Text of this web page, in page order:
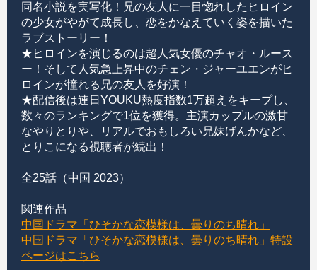
同名小説を実写化！兄の友人に一目惚れしたヒロイン
の少女がやがて成長し、恋をかなえていく姿を描いた
ラブストーリー！
★ヒロインを演じるのは超人気女優のチャオ・ルース
ー！そして人気急上昇中のチェン・ジャーユエンがヒ
ロインが憧れる兄の友人を好演！
★配信後は連日YOUKU熱度指数1万超えをキープし、
数々のランキングで1位を獲得。主演カップルの激甘
なやりとりや、リアルでおもしろい兄妹げんかなど、
とりこになる視聴者が続出！
全25話（中国 2023）
関連作品
中国ドラマ「ひそかな恋模様は、曇りのち晴れ」
中国ドラマ「ひそかな恋模様は、曇りのち晴れ」特設
ページはこちら